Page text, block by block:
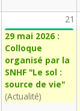
21
29 mai 2026 :
Colloque
organisé par la
SNHF "Le sol :
source de vie"
(Actualité)